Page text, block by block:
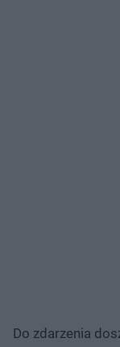
Do zdarzenia